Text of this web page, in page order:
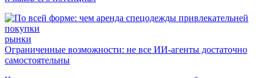
рынки
Ограниченные возможности: не все ИИ-агенты достаточно
самостоятельны